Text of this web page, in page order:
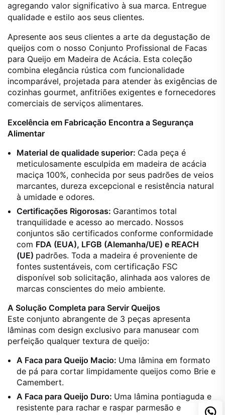
agregando valor significativo à sua marca. Entregue
qualidade e estilo aos seus clientes.
Apresente aos seus clientes a arte da degustação de
queijos com o nosso Conjunto Profissional de Facas
para Queijo em Madeira de Acácia. Esta coleção
combina elegância rústica com funcionalidade
incomparável, projetada para atender às exigências de
cozinhas gourmet, anfitriões exigentes e fornecedores
comerciais de serviços alimentares.
Excelência em Fabricação Encontra a Segurança
Alimentar
Material de qualidade superior: Cada peça é
meticulosamente esculpida em madeira de acácia
maciça 100%, conhecida por seus padrões de veios
marcantes, dureza excepcional e resistência natural
à umidade e odores.
Certificações Rigorosas: Garantimos total
tranquilidade e acesso ao mercado. Nossos
conjuntos são certificados conforme conformidade
com FDA (EUA), LFGB (Alemanha/UE) e REACH
(UE) padrões. Toda a madeira é proveniente de
fontes sustentáveis, com certificação FSC
disponível sob solicitação, alinhada aos valores de
marcas conscientes do meio ambiente.
A Solução Completa para Servir Queijos
Este conjunto abrangente de 3 peças apresenta
lâminas com design exclusivo para manusear com
perfeição qualquer textura de queijo:
A Faca para Queijo Macio: Uma lâmina em formato
de pá para cortar limpidamente queijos como Brie e
Camembert.
A Faca para Queijo Duro: Uma lâmina pontiaguda e
resistente para rachar e raspar parmesão e